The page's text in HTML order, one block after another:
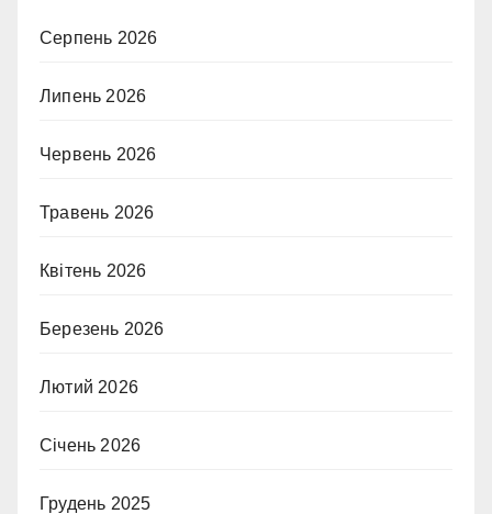
Серпень 2026
Липень 2026
Червень 2026
Травень 2026
Квітень 2026
Березень 2026
Лютий 2026
Січень 2026
Грудень 2025